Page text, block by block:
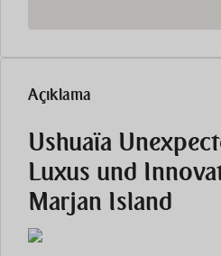
Açıklama
Ushuaïa
Luxus und
Marjan Island